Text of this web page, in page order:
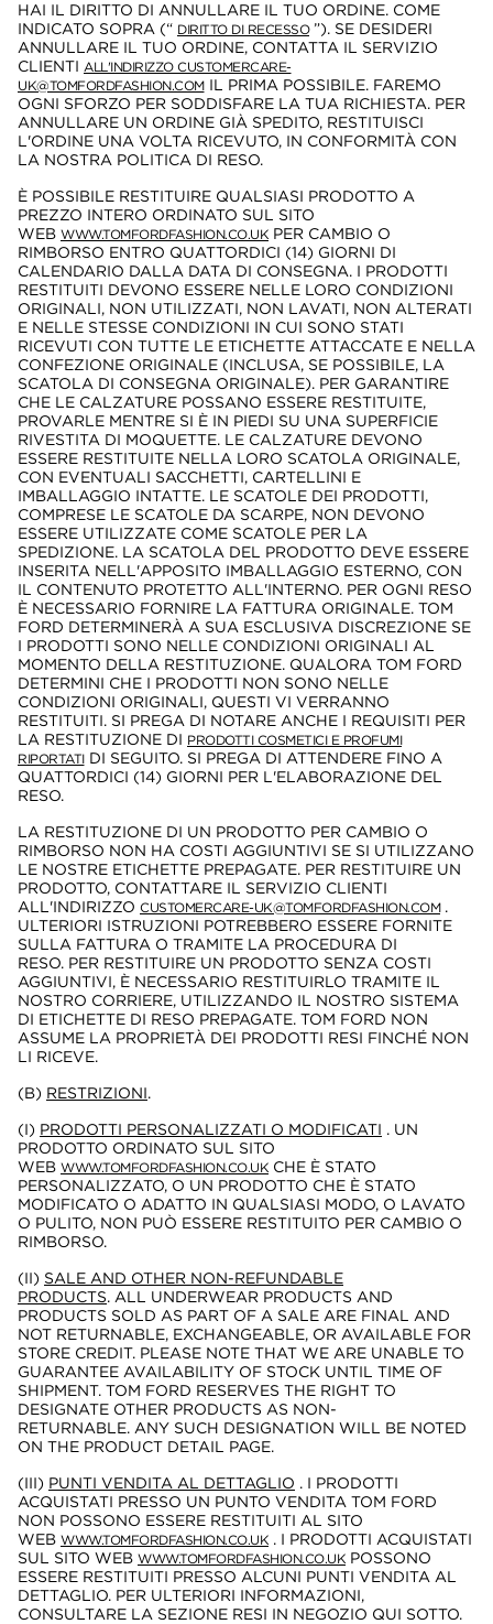
HAI IL DIRITTO DI ANNULLARE IL TUO ORDINE. COME
INDICATO SOPRA (“ DIRITTO DI RECESSO”). SE DESIDERI
ANNULLARE IL TUO ORDINE, CONTATTA IL SERVIZIO
CLIENTI ALL'INDIRIZZO CUSTOMERCARE-
UK@TOMFORDFASHION.COMIL PRIMA POSSIBILE. FAREMO
OGNI SFORZO PER SODDISFARE LA TUA RICHIESTA. PER
ANNULLARE UN ORDINE GIÀ SPEDITO, RESTITUISCI
L'ORDINE UNA VOLTA RICEVUTO, IN CONFORMITÀ CON
LA NOSTRA POLITICA DI RESO.
È POSSIBILE RESTITUIRE QUALSIASI PRODOTTO A
PREZZO INTERO ORDINATO SUL SITO
WEB WWW.TOMFORDFASHION.CO.UK PER CAMBIO O
RIMBORSO ENTRO QUATTORDICI (14) GIORNI DI
CALENDARIO DALLA DATA DI CONSEGNA. I PRODOTTI
RESTITUITI DEVONO ESSERE NELLE LORO CONDIZIONI
ORIGINALI, NON UTILIZZATI, NON LAVATI, NON ALTERATI
E NELLE STESSE CONDIZIONI IN CUI SONO STATI
RICEVUTI CON TUTTE LE ETICHETTE ATTACCATE E NELLA
CONFEZIONE ORIGINALE (INCLUSA, SE POSSIBILE, LA
SCATOLA DI CONSEGNA ORIGINALE). PER GARANTIRE
CHE LE CALZATURE POSSANO ESSERE RESTITUITE,
PROVARLE MENTRE SI È IN PIEDI SU UNA SUPERFICIE
RIVESTITA DI MOQUETTE. LE CALZATURE DEVONO
ESSERE RESTITUITE NELLA LORO SCATOLA ORIGINALE,
CON EVENTUALI SACCHETTI, CARTELLINI E
IMBALLAGGIO INTATTE. LE SCATOLE DEI PRODOTTI,
COMPRESE LE SCATOLE DA SCARPE, NON DEVONO
ESSERE UTILIZZATE COME SCATOLE PER LA
SPEDIZIONE. LA SCATOLA DEL PRODOTTO DEVE ESSERE
INSERITA NELL'APPOSITO IMBALLAGGIO ESTERNO, CON
IL CONTENUTO PROTETTO ALL'INTERNO. PER OGNI RESO
È NECESSARIO FORNIRE LA FATTURA ORIGINALE. TOM
FORD DETERMINERÀ A SUA ESCLUSIVA DISCREZIONE SE
I PRODOTTI SONO NELLE CONDIZIONI ORIGINALI AL
MOMENTO DELLA RESTITUZIONE. QUALORA TOM FORD
DETERMINI CHE I PRODOTTI NON SONO NELLE
CONDIZIONI ORIGINALI, QUESTI VI VERRANNO
RESTITUITI. SI PREGA DI NOTARE ANCHE I REQUISITI PER
LA RESTITUZIONE DI PRODOTTI COSMETICI E PROFUMI
RIPORTATIDI SEGUITO. SI PREGA DI ATTENDERE FINO A
QUATTORDICI (14) GIORNI PER L'ELABORAZIONE DEL
RESO.
LA RESTITUZIONE DI UN PRODOTTO PER CAMBIO O
RIMBORSO NON HA COSTI AGGIUNTIVI SE SI UTILIZZANO
LE NOSTRE ETICHETTE PREPAGATE. PER RESTITUIRE UN
PRODOTTO, CONTATTARE IL SERVIZIO CLIENTI
ALL'INDIRIZZO CUSTOMERCARE-UK@TOMFORDFASHION.COM.
ULTERIORI ISTRUZIONI POTREBBERO ESSERE FORNITE
SULLA FATTURA O TRAMITE LA PROCEDURA DI
RESO. PER RESTITUIRE UN PRODOTTO SENZA COSTI
AGGIUNTIVI, È NECESSARIO RESTITUIRLO TRAMITE IL
NOSTRO CORRIERE, UTILIZZANDO IL NOSTRO SISTEMA
DI ETICHETTE DI RESO PREPAGATE. TOM FORD NON
ASSUME LA PROPRIETÀ DEI PRODOTTI RESI FINCHÉ NON
LI RICEVE.
(B) RESTRIZIONI.
(I) PRODOTTI PERSONALIZZATI O MODIFICATI . UN
PRODOTTO ORDINATO SUL SITO
WEB WWW.TOMFORDFASHION.CO.UK CHE È STATO
PERSONALIZZATO, O UN PRODOTTO CHE È STATO
MODIFICATO O ADATTO IN QUALSIASI MODO, O LAVATO
O PULITO, NON PUÒ ESSERE RESTITUITO PER CAMBIO O
RIMBORSO.
(II) SALE AND OTHER NON-REFUNDABLE
PRODUCTS. ALL UNDERWEAR PRODUCTS AND
PRODUCTS SOLD AS PART OF A SALE ARE FINAL AND
NOT RETURNABLE, EXCHANGEABLE, OR AVAILABLE FOR
STORE CREDIT. PLEASE NOTE THAT WE ARE UNABLE TO
GUARANTEE AVAILABILITY OF STOCK UNTIL TIME OF
SHIPMENT. TOM FORD RESERVES THE RIGHT TO
DESIGNATE OTHER PRODUCTS AS NON-
RETURNABLE. ANY SUCH DESIGNATION WILL BE NOTED
ON THE PRODUCT DETAIL PAGE.
(III) PUNTI VENDITA AL DETTAGLIO . I PRODOTTI
ACQUISTATI PRESSO UN PUNTO VENDITA TOM FORD
NON POSSONO ESSERE RESTITUITI AL SITO
WEB WWW.TOMFORDFASHION.CO.UK . I PRODOTTI ACQUISTATI
SUL SITO WEB WWW.TOMFORDFASHION.CO.UK POSSONO
ESSERE RESTITUITI PRESSO ALCUNI PUNTI VENDITA AL
DETTAGLIO. PER ULTERIORI INFORMAZIONI,
CONSULTARE LA SEZIONE RESI IN NEGOZIO QUI SOTTO.